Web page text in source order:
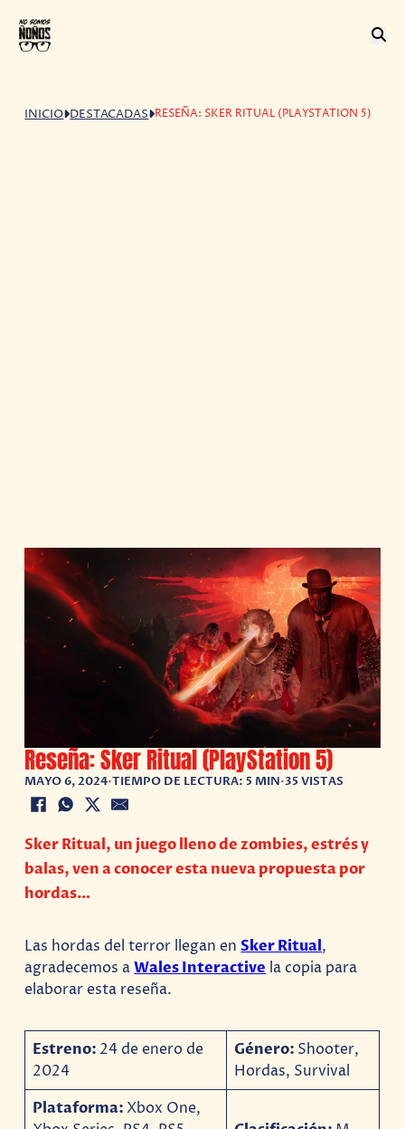
INICIO DESTACADAS RESEÑA: SKER RITUAL (PLAYSTATION 5)
Reseña: Sker Ritual (PlayStation 5)
MAYO 6, 2024•TIEMPO DE LECTURA: 5 MIN•35 VISTAS
Sker Ritual, un juego lleno de zombies, estrés y
balas, ven a conocer esta nueva propuesta por
hordas…
Las hordas del terror llegan enSker Ritual,
agradecemos aWales Interactivela copia para
elaborar esta reseña.
Estreno: 24 de enero de
2024
Género: Shooter,
Hordas, Survival
Plataforma: Xbox One,